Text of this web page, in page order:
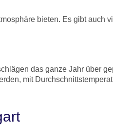
bieten. Es gibt auch
das ganze Jahr über
mit